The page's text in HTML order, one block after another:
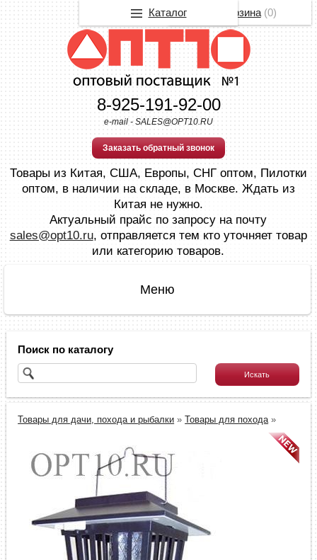
8-925-191-92-00
e-mail - SALES@OPT10.RU
Заказать обратный звонок
Товары из Китая, США, Европы, СНГ оптом, Пилотки
оптом, в наличии на складе, в Москве. Ждать из
Китая не нужно.
Актуальный прайс по запросу на почту
sales@opt10.ru, отправляется тем кто уточняет товар
или категорию товаров.
Поиск по каталогу
Товары для дачи, похода и рыбалки »Товары для похода»
Корзина(0)
Каталог